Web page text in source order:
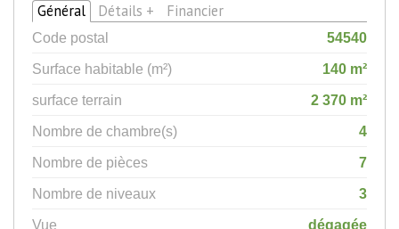
Général Détails + Financier
Code postal
54540
Surface habitable (m²)
140 m²
surface terrain
2 370 m²
Nombre de chambre(s)
4
Nombre de pièces
7
Nombre de niveaux
3
Vue
dégagée